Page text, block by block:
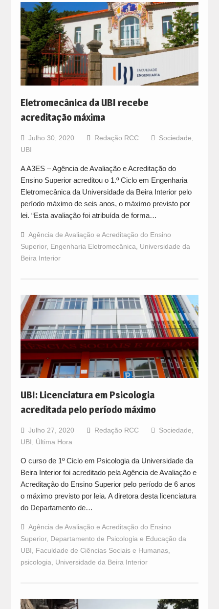
Eletromecânica da UBI recebe
acreditação máxima
Julho 30, 2020 Redação RCC Sociedade
UBI
A A3ES – Agência de Avaliação e Acreditação do
Ensino Superior acreditou o 1.º Ciclo em Engenharia
Eletromecânica da Universidade da Beira Interior pelo
período máximo de seis anos, o máximo previsto por
lei. “Esta avaliação foi atribuída de forma…
Agência de Avaliação e Acreditação do Ensino
Superior, Engenharia Eletromecânica
Universidade da
Beira Interior
UBI: Licenciatura em Psicologia
acreditada pelo período máximo
Julho 27, 2020 Redação RCC Sociedade
UBI
Última Hora
O curso de 1º Ciclo em Psicologia da Universidade da
Beira Interior foi acreditado pela Agência de Avaliação e
Acreditação do Ensino Superior pelo período de 6 anos
o máximo previsto por leia. A diretora desta licenciatura
do Departamento de…
Agência de Avaliação e Acreditação do Ensino
Superior, Departamento de Psicologia e Educação da
UBI
Faculdade de Ciências Sociais e Humanas,
psicologia
Universidade da Beira Interior